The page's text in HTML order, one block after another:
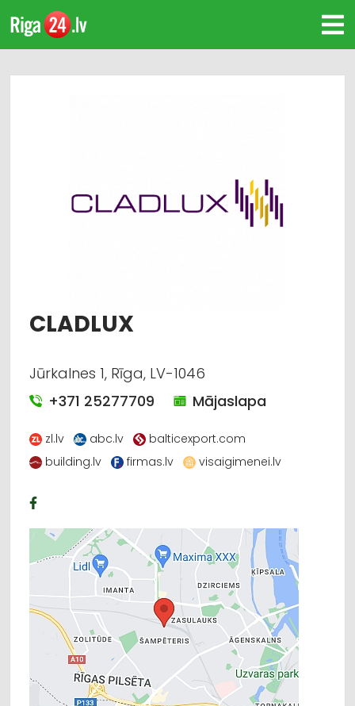
CLADLUX
Jūrkalnes 1, Rīga, LV-1046
+371 25277709
Mājaslapa
zl.lv abc.lv
balticexport.com
building.lv
firmas.lv visaigimenei.lv